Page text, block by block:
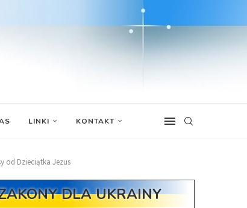
LINKI KONTAKT
od Dzieciątka Jezus
DLA UKRAINY